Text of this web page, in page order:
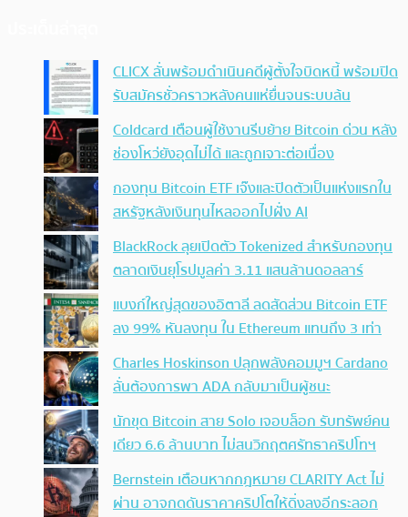
CLICX ลั่นพร้อมดำเนินคดีผู้ตั้งใจบิดหนี้ พร้อมปิด
รับสมัครชั่วคราวหลังคนแห่ยื่นจนระบบล้น
Coldcard เตือนผู้ใช้งานรีบย้าย Bitcoin ด่วน หลัง
ช่องโหว่ยังอุดไม่ได้ และถูกเจาะต่อเนื่อง
กองทุน Bitcoin ETF เจ๊งและปิดตัวเป็นแห่งแรกใน
สหรัฐหลังเงินทุนไหลออกไปฝั่ง AI
BlackRock ลุยเปิดตัว Tokenized สำหรับกองทุน
ตลาดเงินยุโรปมูลค่า 3.11 แสนล้านดอลลาร์
แบงก์ใหญ่สุดของอิตาลี ลดสัดส่วน Bitcoin ETF
ลง 99% หันลงทุน ใน Ethereum แทนถึง 3 เท่า
Charles Hoskinson ปลุกพลังคอมมูฯ Cardano
ลั่นต้องการพา ADA กลับมาเป็นผู้ชนะ
นักขุด Bitcoin สาย Solo เจอบล็อก รับทรัพย์คน
เดียว 6.6 ล้านบาท ไม่สนวิกฤตศรัทธาคริปโทฯ
Bernstein เตือนหากกฎหมาย CLARITY Act ไม่
ผ่าน อาจกดดันราคาคริปโตให้ดิ่งลงอีกระลอก